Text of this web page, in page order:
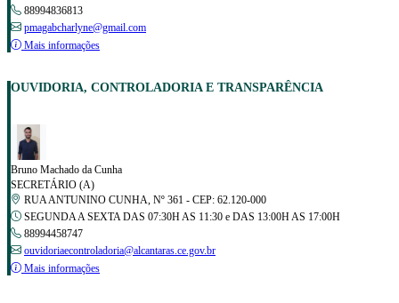
88994836813
pmagabcharlyne@gmail.com
Mais informações
OUVIDORIA, CONTROLADORIA E TRANSPARÊNCIA
Bruno Machado da Cunha
SECRETÁRIO (A)
RUA ANTUNINO CUNHA, Nº 361 - CEP: 62.120-000
SEGUNDA A SEXTA DAS 07:30H AS 11:30 e DAS 13:00H AS 17:00H
88994458747
ouvidoriaecontroladoria@alcantaras.ce.gov.br
Mais informações